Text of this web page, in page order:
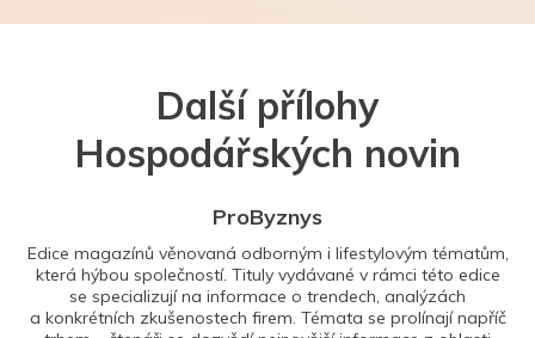
Další přílohy
Hospodářských novin
ProByznys
Edice magazínů věnovaná odborným i lifestylovým tématům,
která hýbou společností. Tituly vydávané v rámci této edice
se specializují na informace o trendech, analýzách
a konkrétních zkušenostech firem. Témata se prolínají napříč